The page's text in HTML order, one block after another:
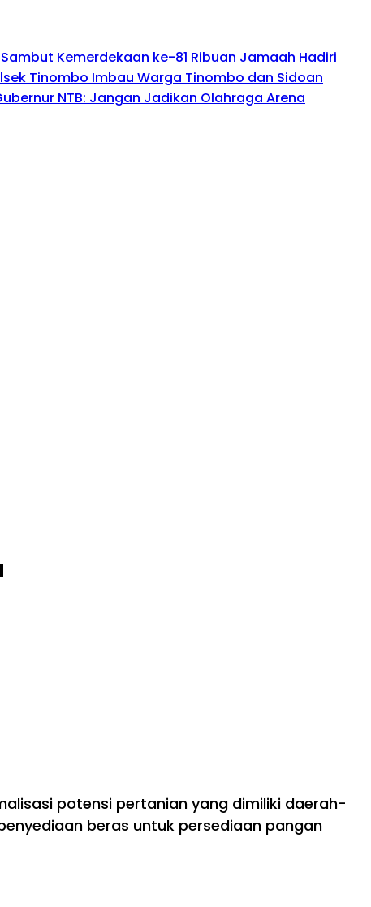
Kemerdekaan ke-81 Ribuan Jamaah Hadiri
Tinombo Imbau Warga Tinombo dan Sidoan
NTB: Jangan Jadikan Olahraga Arena
potensi pertanian yang dimiliki daerah-
beras untuk persediaan pangan